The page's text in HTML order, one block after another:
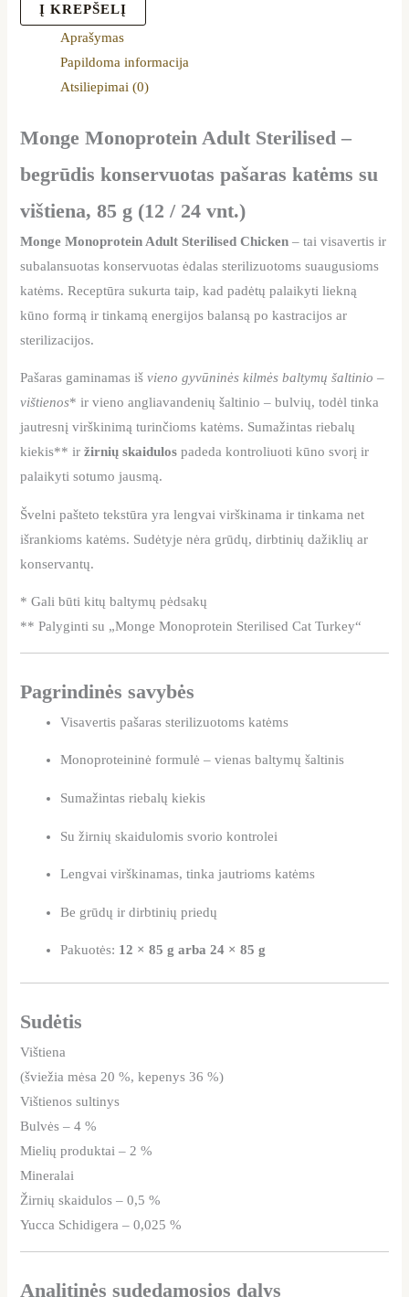
Į KREPŠELĮ
Aprašymas
Papildoma informacija
Atsiliepimai (0)
Monge Monoprotein Adult Sterilised –
begrūdis konservuotas pašaras katėms su
vištiena, 85 g (12 / 24 vnt.)
Monge Monoprotein Adult Sterilised Chicken – tai visavertis ir
subalansuotas konservuotas ėdalas sterilizuotoms suaugusioms
katėms. Receptūra sukurta taip, kad padėtų palaikyti liekną
kūno formą ir tinkamą energijos balansą po kastracijos ar
sterilizacijos.
Pašaras gaminamas išvieno gyvūninės kilmės baltymų šaltinio –
vištienos* ir vieno angliavandenių šaltinio – bulvių, todėl tinka
jautresnį virškinimą turinčioms katėms. Sumažintas riebalų
kiekis** iržirnių skaidulos padeda kontroliuoti kūno svorį ir
palaikyti sotumo jausmą.
Švelni pašteto tekstūra yra lengvai virškinama ir tinkama net
išrankioms katėms. Sudėtyje nėra grūdų, dirbtinių dažiklių ar
konservantų.
* Gali būti kitų baltymų pėdsakų
** Palyginti su „Monge Monoprotein Sterilised Cat Turkey“
Pagrindinės savybės
Visavertis pašaras sterilizuotoms katėms
Monoproteininė formulė – vienas baltymų šaltinis
Sumažintas riebalų kiekis
Su žirnių skaidulomis svorio kontrolei
Lengvai virškinamas, tinka jautrioms katėms
Be grūdų ir dirbtinių priedų
Pakuotės: 12 × 85 g arba 24 × 85 g
Sudėtis
Vištiena
(šviežia mėsa 20 %, kepenys 36 %)
Vištienos sultinys
Bulvės – 4 %
Mielių produktai – 2 %
Mineralai
Žirnių skaidulos – 0,5 %
Yucca Schidigera – 0,025 %
Analitinės sudedamosios dalys